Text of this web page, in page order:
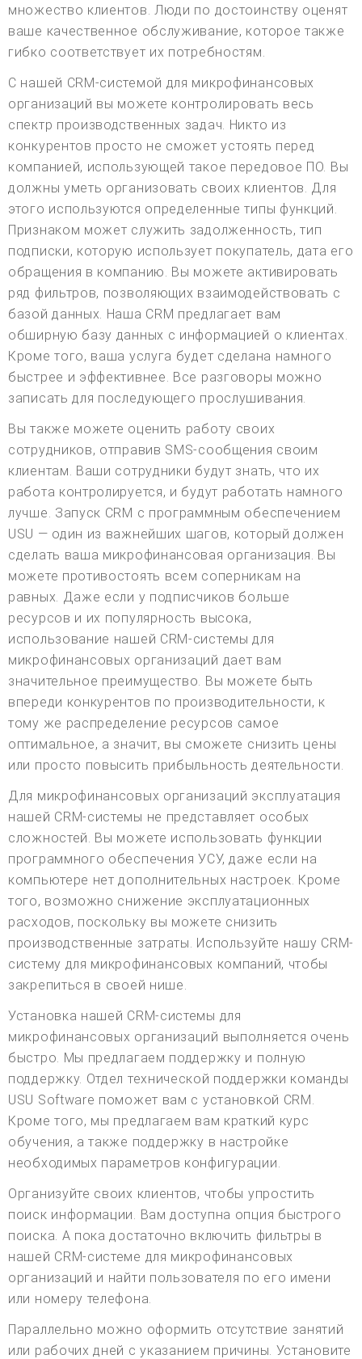
множество клиентов. Люди по достоинству оценят
ваше качественное обслуживание, которое также
гибко соответствует их потребностям.
С нашей CRM-системой для микрофинансовых
организаций вы можете контролировать весь
спектр производственных задач. Никто из
конкурентов просто не сможет устоять перед
компанией, использующей такое передовое ПО. Вы
должны уметь организовать своих клиентов. Для
этого используются определенные типы функций.
Признаком может служить задолженность, тип
подписки, которую использует покупатель, дата его
обращения в компанию. Вы можете активировать
ряд фильтров, позволяющих взаимодействовать с
базой данных. Наша CRM предлагает вам
обширную базу данных с информацией о клиентах.
Кроме того, ваша услуга будет сделана намного
быстрее и эффективнее. Все разговоры можно
записать для последующего прослушивания.
Вы также можете оценить работу своих
сотрудников, отправив SMS-сообщения своим
клиентам. Ваши сотрудники будут знать, что их
работа контролируется, и будут работать намного
лучше. Запуск CRM с программным обеспечением
USU — один из важнейших шагов, который должен
сделать ваша микрофинансовая организация. Вы
можете противостоять всем соперникам на
равных. Даже если у подписчиков больше
ресурсов и их популярность высока,
использование нашей CRM-системы для
микрофинансовых организаций дает вам
значительное преимущество. Вы можете быть
впереди конкурентов по производительности, к
тому же распределение ресурсов самое
оптимальное, а значит, вы сможете снизить цены
или просто повысить прибыльность деятельности.
Для микрофинансовых организаций эксплуатация
нашей CRM-системы не представляет особых
сложностей. Вы можете использовать функции
программного обеспечения УСУ, даже если на
компьютере нет дополнительных настроек. Кроме
того, возможно снижение эксплуатационных
расходов, поскольку вы можете снизить
производственные затраты. Используйте нашу CRM-
систему для микрофинансовых компаний, чтобы
закрепиться в своей нише.
Установка нашей CRM-системы для
микрофинансовых организаций выполняется очень
быстро. Мы предлагаем поддержку и полную
поддержку. Отдел технической поддержки команды
USU Software поможет вам с установкой CRM.
Кроме того, мы предлагаем вам краткий курс
обучения, а также поддержку в настройке
необходимых параметров конфигурации.
Организуйте своих клиентов, чтобы упростить
поиск информации. Вам доступна опция быстрого
поиска. А пока достаточно включить фильтры в
нашей CRM-системе для микрофинансовых
организаций и найти пользователя по его имени
или номеру телефона.
Параллельно можно оформить отсутствие занятий
или рабочих дней с указанием причины. Установите